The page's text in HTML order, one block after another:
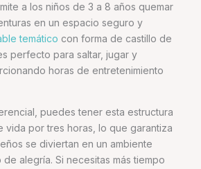
a los niños de 3 a 8 años quemar
en un espacio seguro y
temático con forma de castillo de
perfecto para saltar, jugar y
horas de entretenimiento
puedes tener esta estructura
vida por tres horas, lo que garantiza
se diviertan en un ambiente
alegría. Si necesitas más tiempo